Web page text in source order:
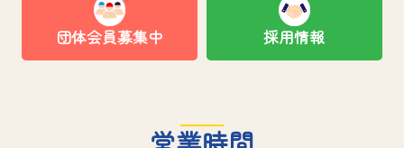
団体会員募集中 採用情報